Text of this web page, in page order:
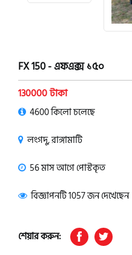
FX 150 - এফএক্স ১৫০
130000 টাকা
4600 কিলো চলেছে
লংগদু, রাঙ্গামাটি
56 মাস আগে পোস্টকৃত
বিজ্ঞাপনটি 1057 জন দেখেছেন
শেয়ার করুন: